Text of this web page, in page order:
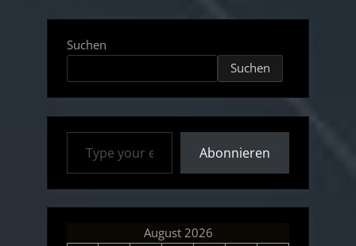
Suchen
Suchen
Type your email…
Abonnieren
August 2026